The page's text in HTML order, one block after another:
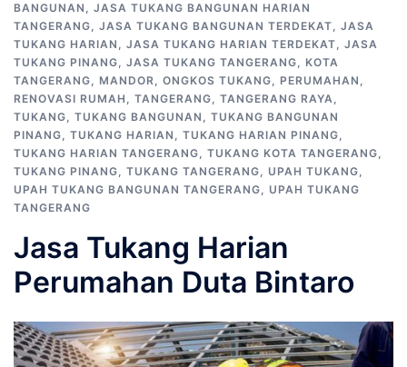
BANGUNAN , JASA TUKANG BANGUNAN HARIAN
TANGERANG, JASA TUKANG BANGUNAN TERDEKAT, JASA
TUKANG HARIAN , JASA TUKANG HARIAN TERDEKAT, JASA
TUKANG PINANG, JASA TUKANG TANGERANG, KOTA
TANGERANG, MANDOR, ONGKOS TUKANG, PERUMAHAN ,
RENOVASI RUMAH , TANGERANG, TANGERANG RAYA,
TUKANG, TUKANG BANGUNAN , TUKANG BANGUNAN
PINANG, TUKANG HARIAN , TUKANG HARIAN PINANG,
TUKANG HARIAN TANGERANG, TUKANG KOTA TANGERANG,
TUKANG PINANG, TUKANG TANGERANG, UPAH TUKANG,
UPAH TUKANG BANGUNAN TANGERANG, UPAH TUKANG
TANGERANG
Jasa Tukang Harian
Perumahan Duta Bintaro